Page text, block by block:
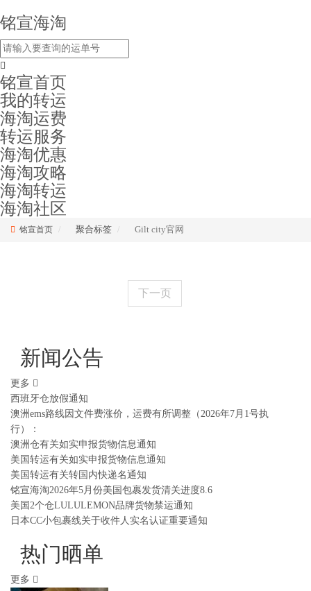
铭宣海淘
铭宣首页
我的转运
海淘运费
转运服务
海淘优惠
海淘攻略
海淘转运
海淘社区
铭宣首页 聚合标签 Gilt city官网
下一页
新闻公告
更多
西班牙仓放假通知
澳洲ems路线因文件费涨价，运费有所调整（2026年7月1号执
行）：
澳洲仓有关如实申报货物信息通知
美国转运有关如实申报货物信息通知
美国转运有关转国内快递名通知
铭宣海淘2026年5月份美国包裹发货清关进度8.6
美国2个仓LULULEMON品牌货物禁运通知
日本CC小包裹线关于收件人实名认证重要通知
热门晒单
更多